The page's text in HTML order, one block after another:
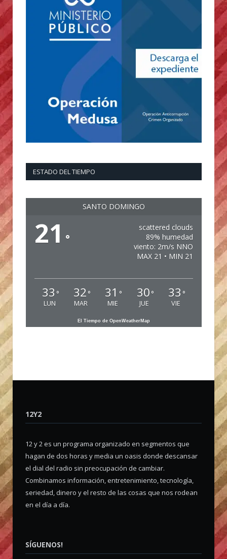
ESTADO DEL TIEMPO
SANTO DOMINGO
21 °
scattered clouds
89% humedad
viento: 2m/s NNO
MAX 21 • MIN 21
33 °
LUN
32 °
MAR
31 °
MIE
30 °
JUE
33 °
VIE
El Tiempo de OpenWeatherMap
12Y2
12 y 2 es un programa organizado en segmentos que
hagan de dos horas y media un oasis donde descansar
el dial del radio sin preocupación de cambiar.
Combinamos información, entretenimiento, tecnología,
seriedad, dinero y el resto de las cosas que nos rodean
en el día a día.
SÍGUENOS!